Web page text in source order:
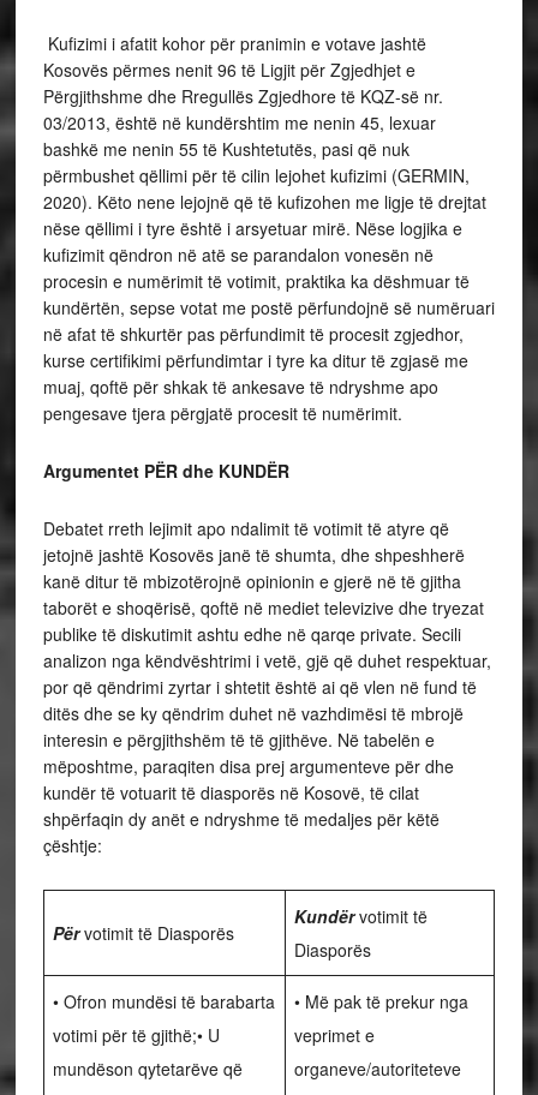
Kufizimi i afatit kohor për pranimin e votave jashtë
Kosovës përmes nenit 96 të Ligjit për Zgjedhjet e
Përgjithshme dhe Rregullës Zgjedhore të KQZ-së nr.
03/2013, është në kundërshtim me nenin 45, lexuar
bashkë me nenin 55 të Kushtetutës, pasi që nuk
përmbushet qëllimi për të cilin lejohet kufizimi (GERMIN,
2020). Këto nene lejojnë që të kufizohen me ligje të drejtat
nëse qëllimi i tyre është i arsyetuar mirë. Nëse logjika e
kufizimit qëndron në atë se parandalon vonesën në
procesin e numërimit të votimit, praktika ka dëshmuar të
kundërtën, sepse votat me postë përfundojnë së numëruari
në afat të shkurtër pas përfundimit të procesit zgjedhor,
kurse certifikimi përfundimtar i tyre ka ditur të zgjasë me
muaj, qoftë për shkak të ankesave të ndryshme apo
pengesave tjera përgjatë procesit të numërimit.
Argumentet PËR dhe KUNDËR
Debatet rreth lejimit apo ndalimit të votimit të atyre që
jetojnë jashtë Kosovës janë të shumta, dhe shpeshherë
kanë ditur të mbizotërojnë opinionin e gjerë në të gjitha
taborët e shoqërisë, qoftë në mediet televizive dhe tryezat
publike të diskutimit ashtu edhe në qarqe private. Secili
analizon nga këndvështrimi i vetë, gjë që duhet respektuar,
por që qëndrimi zyrtar i shtetit është ai që vlen në fund të
ditës dhe se ky qëndrim duhet në vazhdimësi të mbrojë
interesin e përgjithshëm të të gjithëve. Në tabelën e
mëposhtme, paraqiten disa prej argumenteve për dhe
kundër të votuarit të diasporës në Kosovë, të cilat
shpërfaqin dy anët e ndryshme të medaljes për këtë
çështje:
Për votimit të Diasporës
Kundër votimit të
Diasporës
• Ofron mundësi të barabarta
votimi për të gjithë;• U
mundëson qytetarëve që
• Më pak të prekur nga
veprimet e
organeve/autoriteteve